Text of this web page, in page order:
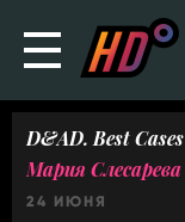
D&AD. Best Cases
Мария Слесарева
24 ИЮНЯ